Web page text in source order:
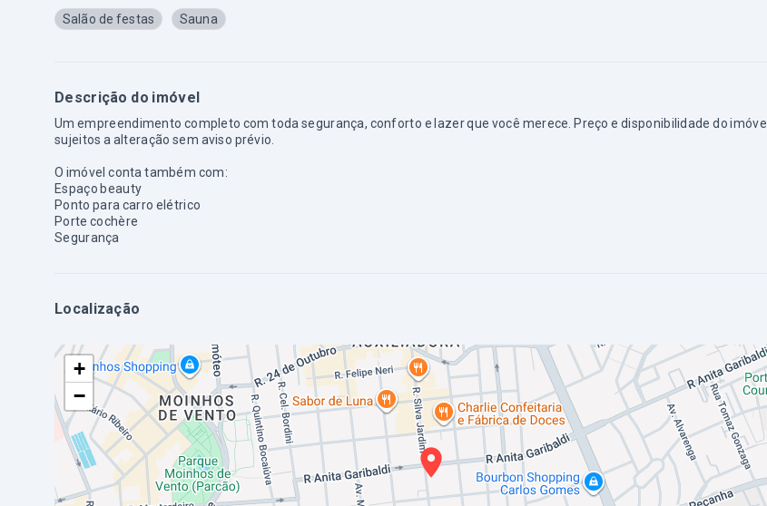
Salão de festas Sauna
Descrição do imóvel
Um empreendimento completo com toda segurança, conforto e lazer que você merece. Preço e disponibilidade do imóvel
sujeitos a alteração sem aviso prévio.
O imóvel conta também com:
Espaço beauty
Ponto para carro elétrico
Porte cochère
Segurança
Localização
+
−